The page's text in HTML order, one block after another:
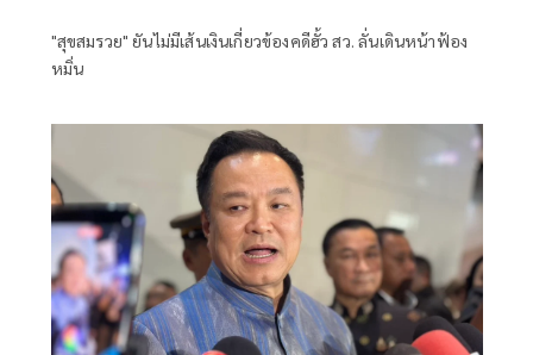
"สุขสมรวย" ยันไม่มีเส้นเงินเกี่ยวข้องคดีฮั้ว สว. ลั่นเดินหน้าฟ้อง
หมิ่น